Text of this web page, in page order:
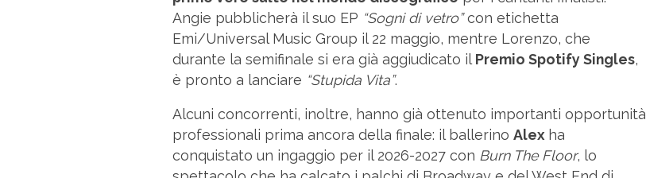
Angie pubblicherà il suo EP “Sogni di vetro”con etichetta
Emi/Universal Music Group il 22 maggio, mentre Lorenzo, che
durante la semifinale si era già aggiudicato il Premio Spotify Singles,
è pronto a lanciare “Stupida Vita”.
Alcuni concorrenti, inoltre, hanno già ottenuto importanti opportunità
professionali prima ancora della finale: il ballerino Alex ha
conquistato un ingaggio per il 2026-2027 con Burn The Floor, lo